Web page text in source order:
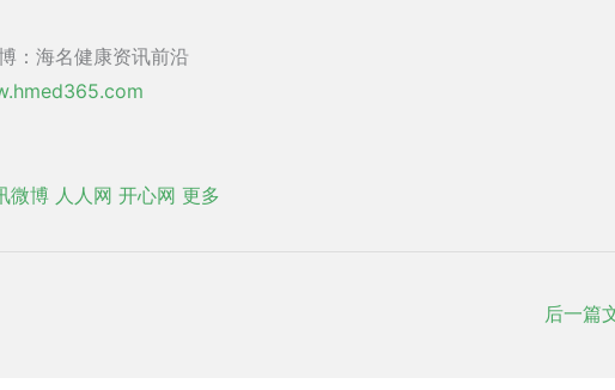
海名健康资讯前沿
微博 人人网 开心网 更多
后一篇